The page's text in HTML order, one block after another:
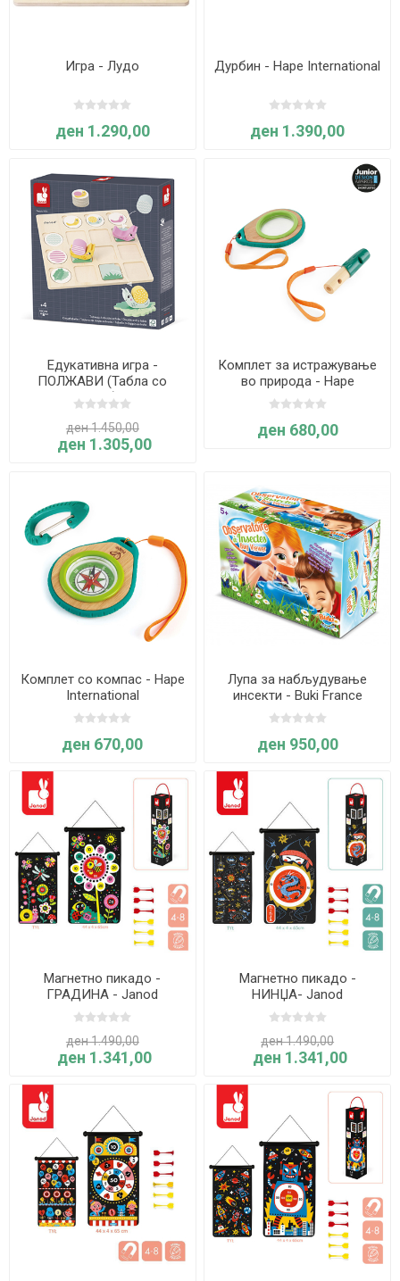
Игра - Лудо
ден 1.290,00
Дурбин - Hape International
ден 1.390,00
Едукативна игра -
ПОЛЖАВИ (Табла со
вкрстување) - Janod
ден 1.450,00
ден 1.305,00
Комплет за истражување
во природа - Hape
International
ден 680,00
Комплет со компас - Hape
International
ден 670,00
Лупа за набљудување
инсекти - Buki France
ден 950,00
Магнетно пикадо -
ГРАДИНА - Janod
ден 1.490,00
ден 1.341,00
Магнетно пикадо -
НИНЏА- Janod
ден 1.490,00
ден 1.341,00